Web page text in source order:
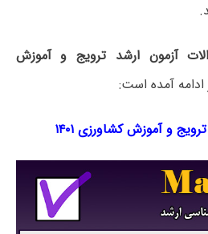
آزمون ارشد ترویج و آموزش
ادامه آمده است:
و آموزش کشاورزی ۱۴۰۱